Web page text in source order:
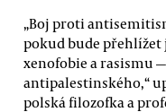
„Boj proti
pokud bude
xenofobie a rasismu
antipalestinského,“
polská filozofka a